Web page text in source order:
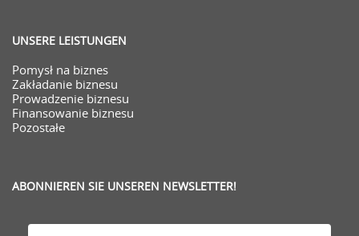
UNSERE LEISTUNGEN
Pomysł na biznes
Zakładanie biznesu
Prowadzenie biznesu
Finansowanie biznesu
Pozostałe
ABONNIEREN SIE UNSEREN NEWSLETTER!